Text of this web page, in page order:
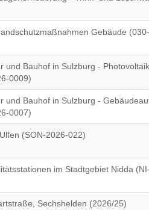
Gebäude
und Bauhof in Sulzburg -
0009)
und Bauhof in Sulzburg -
0007)
(SON-2026-022)
im Stadtgebiet Nidda
Sechshelden (2026/25)